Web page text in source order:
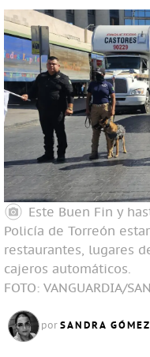
Este Buen Fin y
Policía de Torreón
restaurantes, lugares
cajeros automáticos.
FOTO: VANGUARDIA/
por SANDRA GÓMEZ